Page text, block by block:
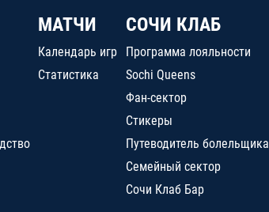
МАТЧИ
Календарь игр
Статистика
СОЧИ КЛАБ
Программа лояльности
Sochi Queens
Фан-сектор
Стикеры
Путеводитель болельщика
Семейный сектор
Сочи Клаб Бар